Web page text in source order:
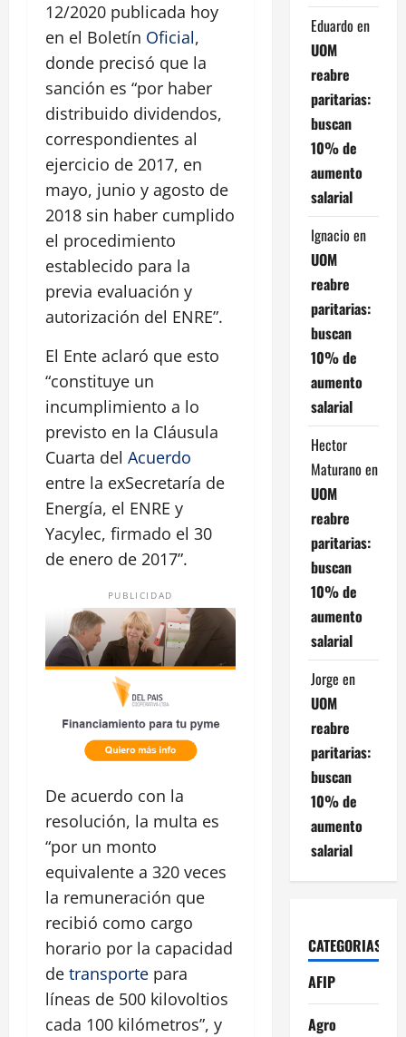
12/2020 publicada hoy
en el Boletín Oficial,
donde precisó que la
sanción es “por haber
distribuido dividendos,
correspondientes al
ejercicio de 2017, en
mayo, junio y agosto de
2018 sin haber cumplido
el procedimiento
establecido para la
previa evaluación y
autorización del ENRE”.
El Ente aclaró que esto
“constituye un
incumplimiento a lo
previsto en la Cláusula
Cuarta del Acuerdo
entre la exSecretaría de
Energía, el ENRE y
Yacylec, firmado el 30
de enero de 2017”.
PUBLICIDAD
De acuerdo con la
resolución, la multa es
“por un monto
equivalente a 320 veces
la remuneración que
recibió como cargo
horario por la capacidad
de transporte para
líneas de 500 kilovoltios
cada 100 kilómetros”, y
Eduardo en
UOM
reabre
paritarias:
buscan
10% de
aumento
salarial
Ignacio en
UOM
reabre
paritarias:
buscan
10% de
aumento
salarial
Hector
Maturano en
UOM
reabre
paritarias:
buscan
10% de
aumento
salarial
Jorge en
UOM
reabre
paritarias:
buscan
10% de
aumento
salarial
CATEGORIAS
AFIP
Agro